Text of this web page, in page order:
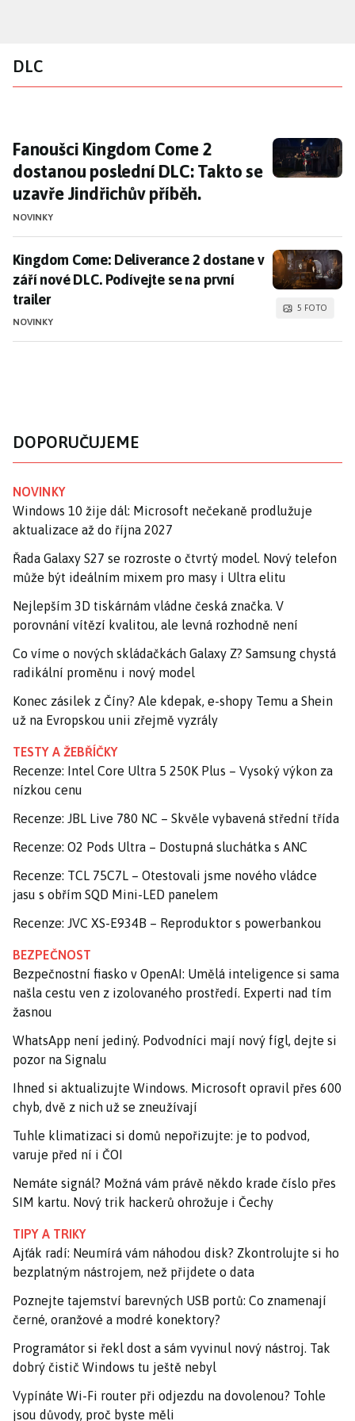
obsahu
DLC
Fanoušci Kingdom Come 2 dostanou
Fanoušci Kingdom Come 2
dostanou poslední DLC: Takto se
uzavře Jindřichův příběh.
NOVINKY
Kingdom Come: Deliverance 2 dostane v září nové
Kingdom Come: Deliverance 2 dostane v
září nové DLC. Podívejte se na první
trailer
NOVINKY
5 FOTO
DOPORUČUJEME
NOVINKY
Windows 10 žije dál: Microsoft nečekaně prodlužuje
aktualizace až do října 2027
Řada Galaxy S27 se rozroste o čtvrtý model. Nový telefon
může být ideálním mixem pro masy i Ultra elitu
Nejlepším 3D tiskárnám vládne česká značka. V
porovnání vítězí kvalitou, ale levná rozhodně není
Co víme o nových skládačkách Galaxy Z? Samsung chystá
radikální proměnu i nový model
Konec zásilek z Číny? Ale kdepak, e-shopy Temu a Shein
už na Evropskou unii zřejmě vyzrály
TESTY A ŽEBŘÍČKY
Recenze: Intel Core Ultra 5 250K Plus – Vysoký výkon za
nízkou cenu
Recenze: JBL Live 780 NC – Skvěle vybavená střední třída
Recenze: O2 Pods Ultra – Dostupná sluchátka s ANC
Recenze: TCL 75C7L – Otestovali jsme nového vládce
jasu s obřím SQD Mini-LED panelem
Recenze: JVC XS-E934B – Reproduktor s powerbankou
BEZPEČNOST
Bezpečnostní fiasko v OpenAI: Umělá inteligence si sama
našla cestu ven z izolovaného prostředí. Experti nad tím
žasnou
WhatsApp není jediný. Podvodníci mají nový fígl, dejte si
pozor na Signalu
Ihned si aktualizujte Windows. Microsoft opravil přes 600
chyb, dvě z nich už se zneužívají
Tuhle klimatizaci si domů nepořizujte: je to podvod,
varuje před ní i ČOI
Nemáte signál? Možná vám právě někdo krade číslo přes
SIM kartu. Nový trik hackerů ohrožuje i Čechy
TIPY A TRIKY
Ajťák radí: Neumírá vám náhodou disk? Zkontrolujte si ho
bezplatným nástrojem, než přijdete o data
Poznejte tajemství barevných USB portů: Co znamenají
černé, oranžové a modré konektory?
Programátor si řekl dost a sám vyvinul nový nástroj. Tak
dobrý čistič Windows tu ještě nebyl
Vypínáte Wi-Fi router při odjezdu na dovolenou? Tohle
jsou důvody, proč byste měli